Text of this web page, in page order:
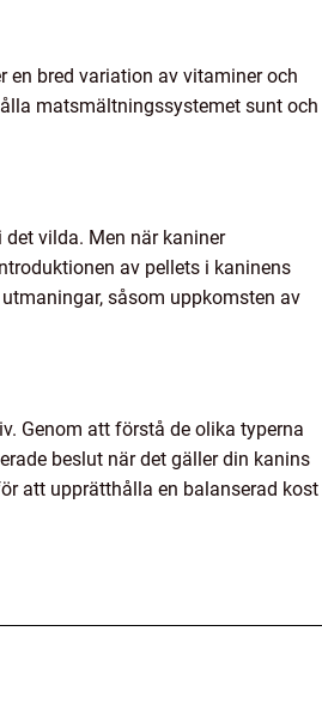
en bred variation av vitaminer och
matsmältningssystemet sunt och
vilda. Men när kaniner
av pellets i kaninens
såsom uppkomsten av
Genom att förstå de olika typerna
beslut när det gäller din kanins
att upprätthålla en balanserad kost